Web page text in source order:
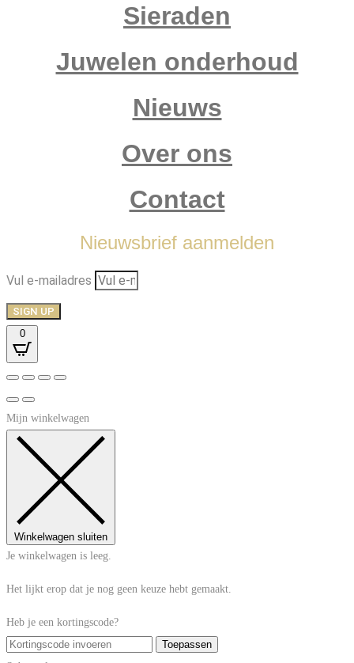
Sieraden
Juwelen onderhoud
Nieuws
Over ons
Contact
Nieuwsbrief aanmelden
Vul e-mailadres
SIGN UP
0
Mijn winkelwagen
Winkelwagen sluiten
Je winkelwagen is leeg.
Het lijkt erop dat je nog geen keuze hebt gemaakt.
Heb je een kortingscode?
Toepassen